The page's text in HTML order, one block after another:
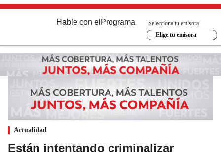
Hable con el Programa
Selecciona tu emisora
Elige tu emisora
Actualidad
Están intentando criminalizar